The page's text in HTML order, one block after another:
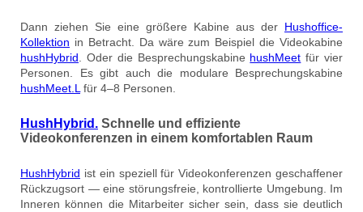
Dann ziehen Sie eine größere Kabine aus der Hushoffice-
Kollektion in Betracht. Da wäre zum Beispiel die Videokabine
hushHybrid . Oder die Besprechungskabine hushMeet für vier
Personen. Es gibt auch die modulare Besprechungskabine
hushMeet.L für 4–8 Personen.
HushHybrid. Schnelle und effiziente
Videokonferenzen in einem komfortablen Raum
HushHybrid ist ein speziell für Videokonferenzen geschaffener
Rückzugsort — eine störungsfreie, kontrollierte Umgebung. Im
Inneren können die Mitarbeiter sicher sein, dass sie deutlich